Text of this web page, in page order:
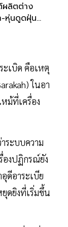
ผลิตต่าง
-หุ่นดูดฝุ่น
เบิด คือเหตุ
ในอา
ม้ที่เครื่อง
ระบบความ
องปฏิกรณ์ยัง
ดีอาระเบีย
ดยิงที่เริ่มขึ้น